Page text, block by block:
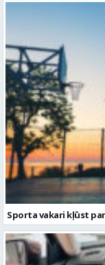
Sporta vakari kļūst